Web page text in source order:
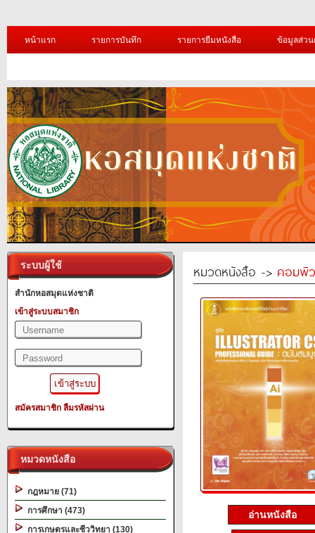
หน้าแรก รายการบันทึก รายการยืมหนังสือ ข้อมูลส่ว
ระบบผู้ใช้
สำนักหอสมุดแห่งชาติ
เข้าสู่ระบบสมาชิก
สมัครสมาชิก ลืมรหัสผ่าน
หมวดหนังสือ
กฎหมาย (71)
การศึกษา (473)
การเกษตรและชีววิทยา (130)
หมวดหนังสือ -> คอมพิ
อ่านหนังสือ